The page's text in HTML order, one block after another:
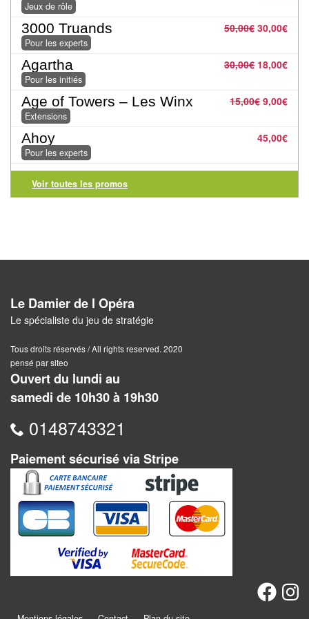
Pour
2
Joueurs
Ambiance
Coopératif
Gestion
Escape
Game
Jeux
Jeux
abstraits
Extensions
Casse-
têtes
Accessoires
Backgammon
Jeux
traditionnels
Dominos
Jeux de rôle
50,00€ 30,00€
3000 Truands
Pour les experts
30,00€ 18,00€
Agartha
Pour les initiés
15,00€ 9,00€
Age of Towers – Les Winx
Extensions
45,00€
Ahoy
Pour les experts
Voir toutes les promos
Le Damier de l Opéra
Le spécialiste du jeu de stratégie
Tous droits réservés / All rights reserved. 2020
pensé par siteo
Ouvert du lundi au
samedi de 10h30 à 19h30
0148743321
Paiement sécurisé via Stripe